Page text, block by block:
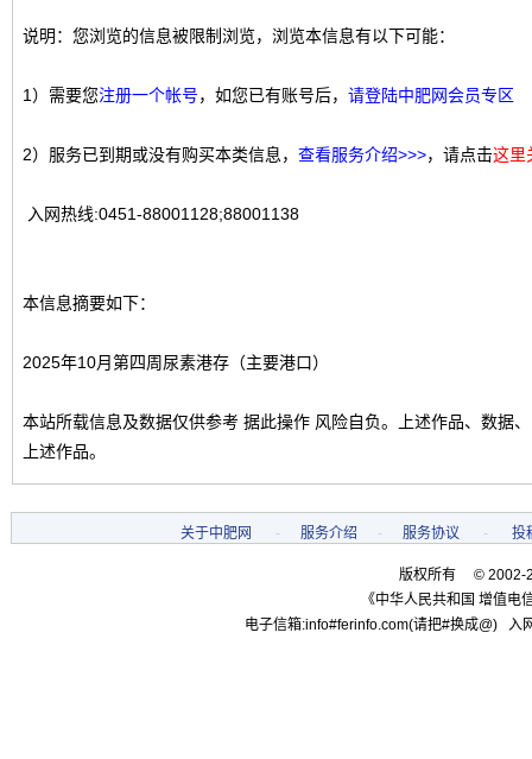
说明：您浏览的信息被限制浏览，浏览本信息有以下可能：
1）需要您注册一个帐号，如您已有账号后， 请登陆中肥网会员专区
2）服务已到期或没有购买本类信息， 查看服务介绍>>>，请点击这里
入网热线:0451-88001128;88001138
本信息摘要如下：
2025年10月第四周尿素港存（主要港口）
本站所载信息及数据仅供参考 据此操作 风险自负。上述作品、数据
上述作品。
关于中肥网 - 服务介绍 - 服务协议 - 投
版权所有 © 2002-
《中华人民共和国 增值电
电子信箱:info#ferinfo.com(请把#换成@)